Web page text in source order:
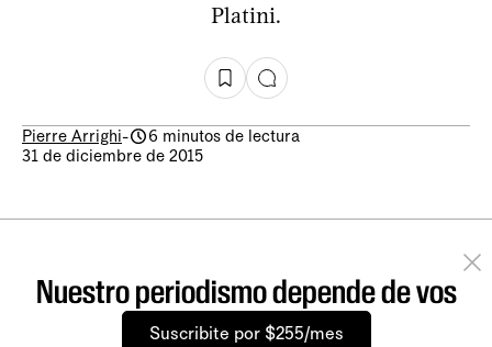
Platini.
Pierre Arrighi-
6 minutos de lectura
31 de diciembre de 2015
Nuestro periodismo depende de vos
Suscribite por $255/mes